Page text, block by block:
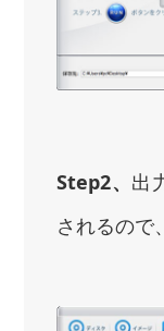
Step2、 出
されるので